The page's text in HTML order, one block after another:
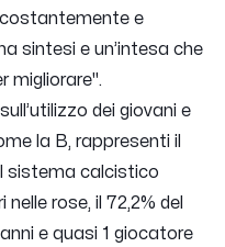
e
sintesi e un’intesa che
migliorare".
dei giovani e
la B, rappresenti il
sistema calcistico
rose, il 72,2% del
e quasi 1 giocatore